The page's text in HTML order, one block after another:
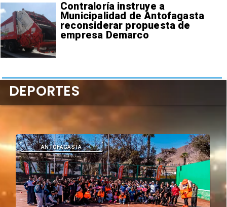
Contraloría instruye a
Municipalidad de Antofagasta
reconsiderar propuesta de
empresa Demarco
DEPORTES
DEPORTES